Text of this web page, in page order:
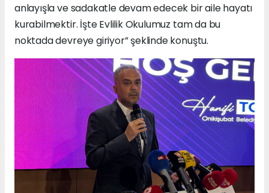
anlayışla ve sadakatle devam edecek bir aile hayatı
kurabilmektir. İşte Evlilik Okulumuz tam da bu
noktada devreye giriyor” şeklinde konuştu.